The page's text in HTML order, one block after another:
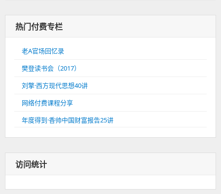
热门付费专栏
老A官场回忆录
樊登读书会（2017）
刘擎·西方现代思想40讲
网络付费课程分享
年度得到·香帅中国财富报告25讲
访问统计